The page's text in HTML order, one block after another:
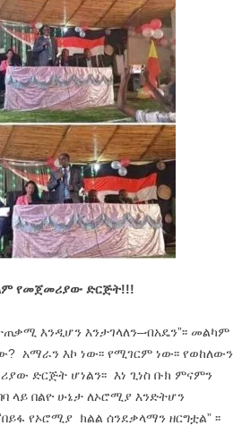
የመጀመሪያው ድርጅት!!!
እንዲሆን እንታገላለን–ብአዴን”፡፡ መልካም
አማራን እኮ ነው፡፡ የሚገርም ነው፡፡ የወከለውን
ድርጅት ሆነልን፡፡ እነ ጊነስ ቡክ ምናምን
ላይ በልዮ ሁኔታ ለኦሮሚያ እንድትሆን
የኦሮሚያ ክልል ሰንደቃላማን ዘርግቷል” ፡፡